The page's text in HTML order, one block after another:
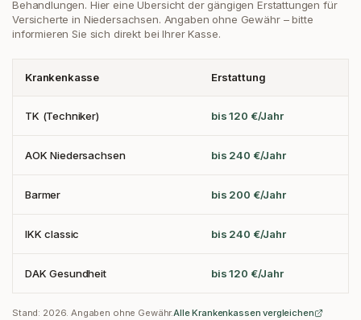
Behandlungen. Hier eine Übersicht der gängigen Erstattungen für
Versicherte in Niedersachsen. Angaben ohne Gewähr – bitte
informieren Sie sich direkt bei Ihrer Kasse.
Krankenkasse Erstattung
TK (Techniker) bis 120 €/Jahr
AOK Niedersachsen bis 240 €/Jahr
Barmer bis 200 €/Jahr
IKK classic bis 240 €/Jahr
DAK Gesundheit bis 120 €/Jahr
Stand: 2026. Angaben ohne Gewähr.Alle Krankenkassen vergleichen